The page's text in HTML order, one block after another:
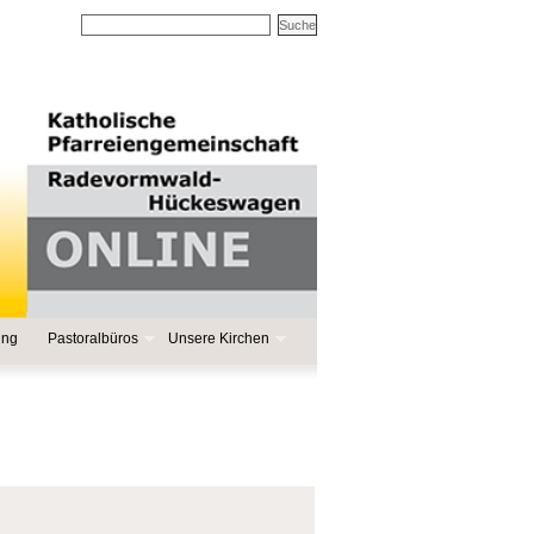
Pastoralbüros Unsere Kirchen